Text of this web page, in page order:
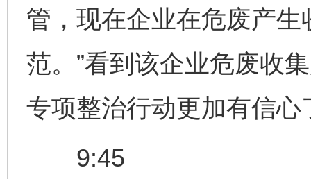
管，现在企业在危废产
范。”看到该企业危废收
专项整治行动更加有信心
9:45